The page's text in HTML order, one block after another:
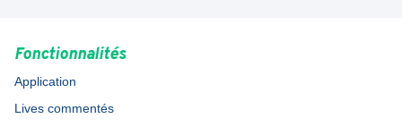
Fonctionnalités
Application
Lives commentés